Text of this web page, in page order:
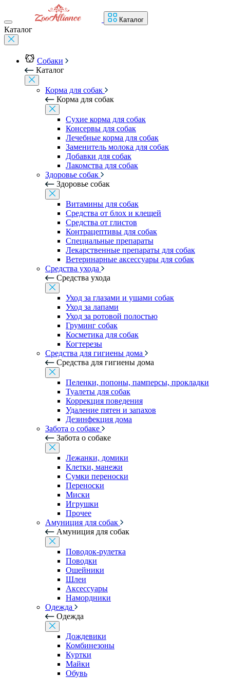
Каталог
Каталог
Собаки
Каталог
Корма для собак
Корма для собак
Сухие корма для собак
Консервы для собак
Лечебные корма для собак
Заменитель молока для собак
Добавки для собак
Лакомства для собак
Здоровье собак
Здоровье собак
Витамины для собак
Средства от блох и клещей
Средства от глистов
Контрацептивы для собак
Специальные препараты
Лекарственные препараты для собак
Ветеринарные аксессуары для собак
Средства ухода
Средства ухода
Уход за глазами и ушами собак
Уход за лапами
Уход за ротовой полостью
Груминг собак
Косметика для собак
Когтерезы
Средства для гигиены дома
Средства для гигиены дома
Пеленки, попоны, памперсы, прокладки
Туалеты для собак
Коррекция поведения
Удаление пятен и запахов
Дезинфекция дома
Забота о собаке
Забота о собаке
Лежанки, домики
Клетки, манежи
Сумки переноски
Переноски
Миски
Игрушки
Прочее
Амуниция для собак
Амуниция для собак
Поводок-рулетка
Поводки
Ошейники
Шлеи
Аксессуары
Намордники
Одежда
Одежда
Дождевики
Комбинезоны
Куртки
Майки
Обувь